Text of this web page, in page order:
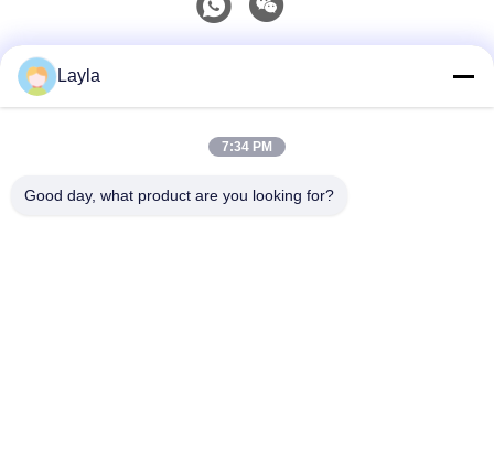
0086-18688885859
Layla
7:34 PM
Good day, what product are you looking for?